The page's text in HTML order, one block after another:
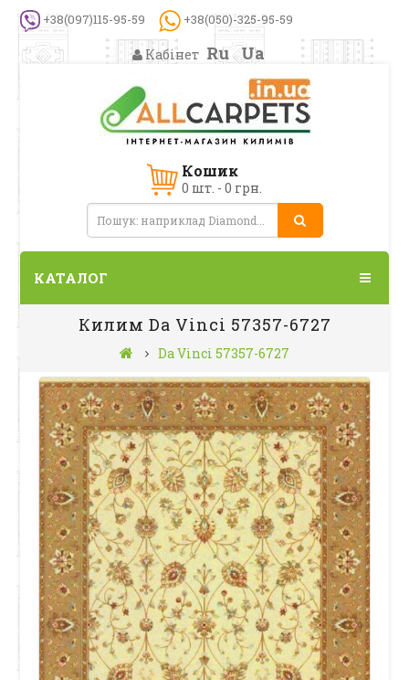
+38(097)115-95-59 +38(050)-325-95-59
Кабінет Ru Ua
Кошик
0 шт. - 0 грн.
КАТАЛОГ
Килим Da Vinci 57357-6727
Da Vinci 57357-6727